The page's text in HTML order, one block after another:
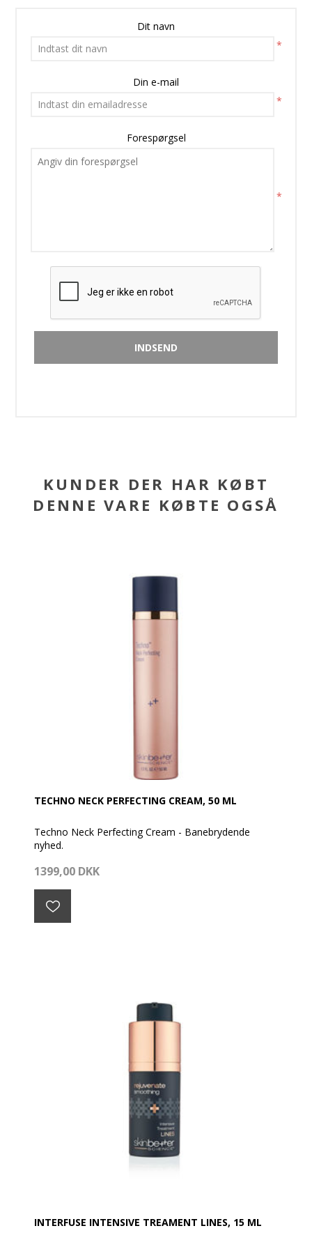
Dit navn
*
Din e-mail
*
Forespørgsel
*
KUNDER DER HAR KØBT
DENNE VARE KØBTE OGSÅ
TECHNO NECK PERFECTING CREAM, 50 ML
Techno Neck Perfecting Cream - Banebrydende
nyhed.
Designet specifikt til halsområdet. Med anvendelse af
minimeres og hudstrukturen forbedres.
Cremen tilføjer huden intensiv fugt, som forbedrer
hudens smidighed og modstandsdygtighed.
- Giver en ergifyldt hud, som ser mere levende ud
- Fugtgivende formulering, som blødgører og
forbedrer strukturen, hvilket øger hudens smidighed
- Forbedrer hudens egen antioxidant beskyttelse
Påfør et tyndt lag på hals og decolleté. Boost
1399,00 DKK
INTERFUSE INTENSIVE TREAMENT LINES, 15 ML